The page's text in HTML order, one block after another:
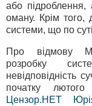
або підроблення,
оману. Крім того,
системи, що по
Про відмову
розробку
невідповідність
початку
Цензор.НЕТ